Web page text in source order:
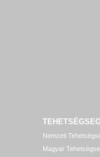
Nemzeti
Magyar